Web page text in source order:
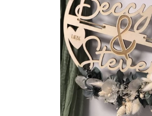
r
i
e
: